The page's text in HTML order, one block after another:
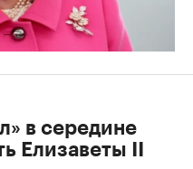
в середине
Елизаветы II